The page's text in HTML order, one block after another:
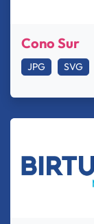
Cono Sur
JPG SVG